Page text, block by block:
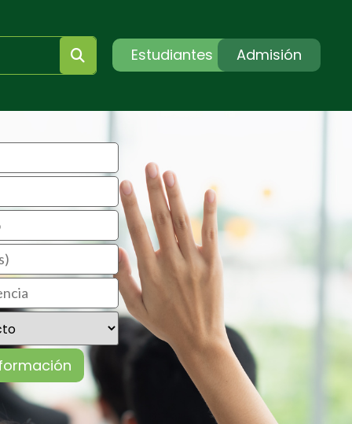
Estudiantes Admisión